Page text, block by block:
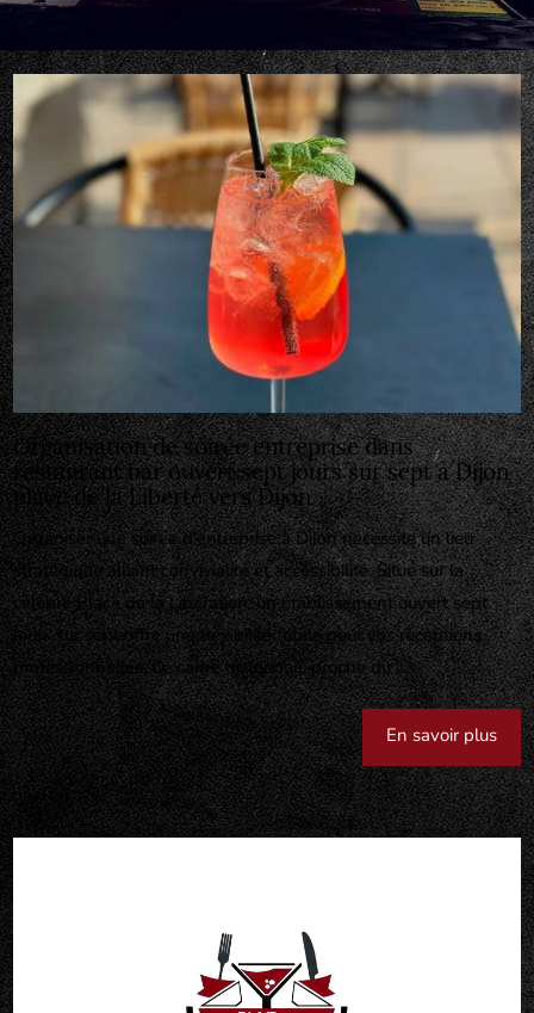
Organisation de soirée entreprise dans
restaurant bar ouvert sept jours sur sept à Dijon
place de la Liberté vers Dijon
Organiser une soirée d'entreprise à Dijon nécessite un lieu
stratégique alliant convivialité et accessibilité. Situé sur la
célèbre Place de la Libération, un établissement ouvert sept
jours sur sept offre une flexibilité totale pour vos réceptions
professionnelles. Ce cadre historique, proche du ...
En savoir plus